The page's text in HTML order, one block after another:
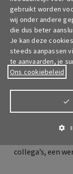
oefening
vragenlijst peilt
gebieden die
welzijn.
De zelfcheck
ontvangt de
overzicht per
sturen. De tool
professionele
mentale welzijn
collega’s, een
gebruikt worden
wij onder andere
die dus beter
Je kan deze
steeds aanpassen
te aanvaarden, je
Ons cookiebeleid